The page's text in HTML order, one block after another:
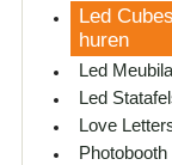
Led
huren
Led
Led
Love
Photobooth